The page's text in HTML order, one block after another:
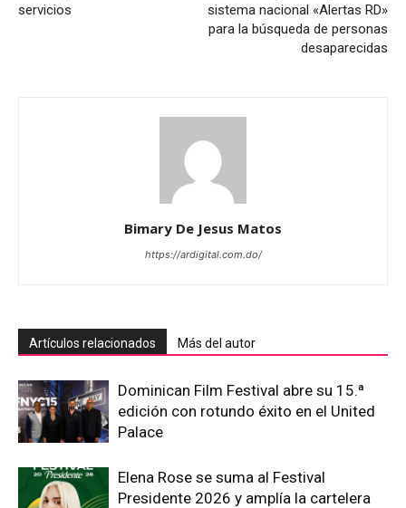
servicios
sistema nacional «Alertas RD»
para la búsqueda de personas
desaparecidas
Bimary De Jesus Matos
https://ardigital.com.do/
Artículos relacionados Más del autor
Dominican Film Festival abre su 15.ª
edición con rotundo éxito en el United
Palace
Elena Rose se suma al Festival
Presidente 2026 y amplía la cartelera